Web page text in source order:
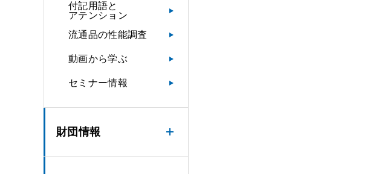
付記用語と
アテンション
流通品の性能調査
動画から学ぶ
セミナー情報
財団情報